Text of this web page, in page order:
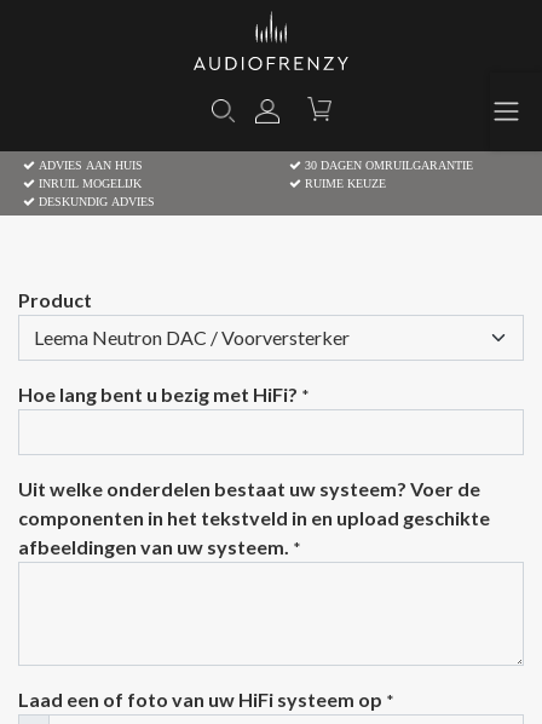
ADVIES AAN HUIS
30 DAGEN OMRUILGARANTIE
INRUIL MOGELIJK
RUIME KEUZE
DESKUNDIG ADVIES
Product
Hoe lang bent u bezig met HiFi? *
Uit welke onderdelen bestaat uw systeem? Voer de
componenten in het tekstveld in en upload geschikte
afbeeldingen van uw systeem. *
Laad een of foto van uw HiFi systeem op *